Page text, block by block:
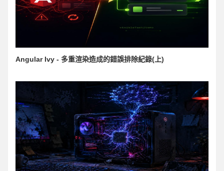
Angular Ivy - 多重渲染造成的錯誤排除紀錄(上)